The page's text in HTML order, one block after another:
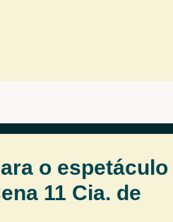
o espetáculo
11 Cia. de